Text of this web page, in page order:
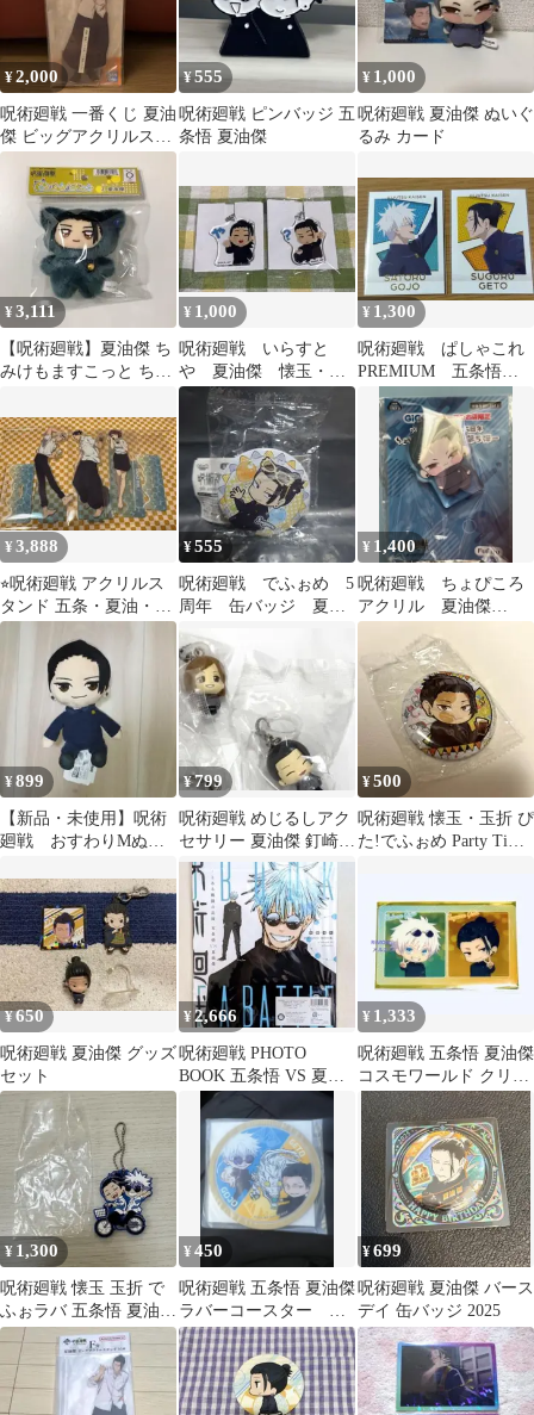
¥2,000
呪術廻戦 一番くじ 夏油
傑 ビッグアクリルスタ
ンド
¥555
呪術廻戦 ピンバッジ 五
条悟 夏油傑
¥ 1,000
呪術廻戦 夏油傑 ぬいぐ
るみ カード
¥3,111
【呪術廻戦】夏油傑 ち
みけもますこっと ちみ
¥ 1,000
呪術廻戦 いらすと
や 夏油傑 懐玉・玉
折 アクリルキーホル
ダー
¥ 1,300
呪術廻戦 ぱしゃこれ
PREMIUM 五条悟、
夏油傑②
¥3,888
⭐︎呪術廻戦 アクリルス
タンド 五条・夏油・家
入セット⭐︎
¥555
呪術廻戦 でふぉめ 5
周年 缶バッジ 夏油
傑
¥ 1,400
呪術廻戦 ちょぴころ
アクリル 夏油傑
GIGO限定
¥899
【新品・未使用】呪術
廻戦 おすわりMぬい
¥799
呪術廻戦 めじるしアク
セサリー 夏油傑 釘崎野
薔薇
¥500
呪術廻戦 懐玉・玉折 ぴ
た!でふぉめ Party Time
¥650
呪術廻戦 夏油傑 グッズ
セット
¥2,666
呪術廻戦 PHOTO
BOOK 五条悟 VS 夏油
¥ 1,333
呪術廻戦 五条悟 夏油傑
コスモワールド クリア
カード ピースver.
¥ 1,300
呪術廻戦 懐玉 玉折 で
ふぉラバ 五条悟 夏油傑
自転車
¥450
呪術廻戦 五条悟 夏油傑
ラバーコースター く
ら寿司
¥699
呪術廻戦 夏油傑 バース
デイ 缶バッジ 2025